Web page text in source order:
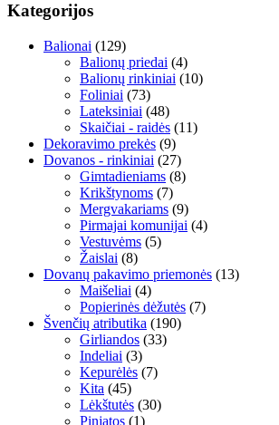
Kategorijos
Balionai (129)
Balionų priedai (4)
Balionų rinkiniai (10)
Foliniai (73)
Lateksiniai (48)
Skaičiai - raidės (11)
Dekoravimo prekės (9)
Dovanos - rinkiniai (27)
Gimtadieniams (8)
Krikštynoms (7)
Mergvakariams (9)
Pirmajai komunijai (4)
Vestuvėms (5)
Žaislai (8)
Dovanų pakavimo priemonės (13)
Maišeliai (4)
Popierinės dėžutės (7)
Švenčių atributika (190)
Girliandos (33)
Indeliai (3)
Kepurėlės (7)
Kita (45)
Lėkštutės (30)
Pinjatos (1)